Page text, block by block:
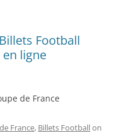
Football
en ligne
de France
France, Billets Footballon